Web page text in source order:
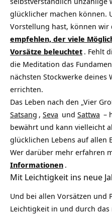
glücklicher machen können.
Vorstellung hast, können wir
empfehlen, der viele
Vorsätze beleuchtet . Fehlt
die Meditation das
nächsten Stockwerke deines
errichten.
Das Leben nach den „Vier
Satsang , Seva und Sattwa –
bewährt und kann vielleicht
glücklichen Lebens auf allen
Wer darüber mehr erfahren
Informationen .
Mit Leichtigkeit ins neue
Und bei allen Vorsätzen und
Leichtigkeit in und durch das